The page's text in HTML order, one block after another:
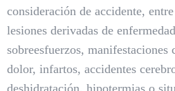
consideración de accidente,
lesiones derivadas de
sobreesfuerzos,
dolor, infartos, accidentes